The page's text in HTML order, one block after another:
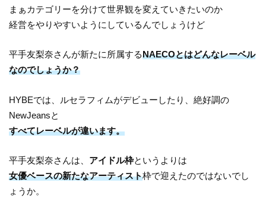
まぁカテゴリーを分けて世界観を変えていきたいのか
経営をやりやすいようにしているんでしょうけど
平手友梨奈さんが新たに所属するNAECOとはどんなレーベル
なのでしょうか？
HYBEでは、ルセラフィムがデビューしたり、絶好調の
NewJeansと
すべてレーベルが違います。
平手友梨奈さんは、 アイドル枠というよりは
女優ベースの新たなアーティスト枠で迎えたのではないでし
ょうか。